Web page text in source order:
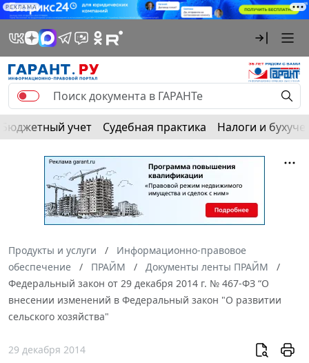
РЕКЛАМА
Бюджетный учет Судебная практика Налоги и
Продукты и услуги
Информационно-правовое
обеспечение
ПРАЙМ
Документы ленты ПРАЙМ
Федеральный закон от 29 декабря 2014 г. № 467-ФЗ “О
внесении изменений в Федеральный закон "О развитии
сельского хозяйства"
29 декабря 2014